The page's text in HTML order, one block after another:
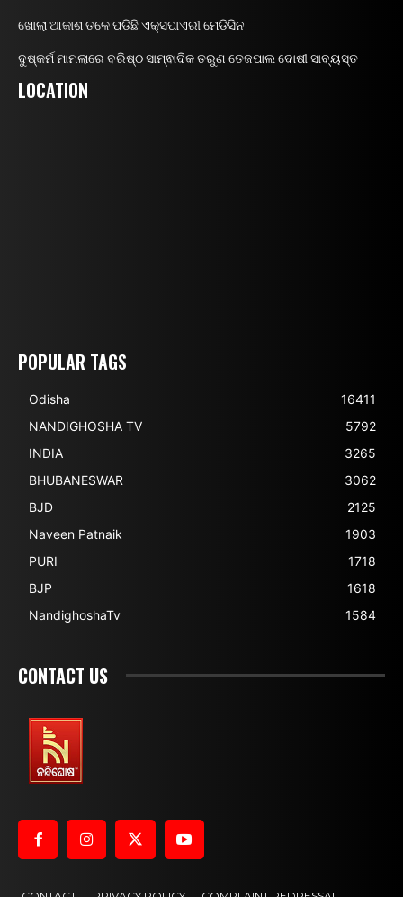
ଖୋଲା ଆକାଶ ତଳେ ପଡିଛି ଏକ୍ସପାଏରୀ ମେଡିସିନ
ଦୁଷ୍କର୍ମ ମାମଲାରେ ବରିଷ୍ଠ ସାମ୍ଵାଦିକ ତରୁଣ ତେଜପାଲ ଦୋଷୀ ସାବ୍ୟସ୍ତ
LOCATION
POPULAR TAGS
Odisha
16411
NANDIGHOSHA TV
5792
INDIA
3265
BHUBANESWAR
3062
BJD
2125
Naveen Patnaik
1903
PURI
1718
BJP
1618
NandighoshaTv
1584
CONTACT US